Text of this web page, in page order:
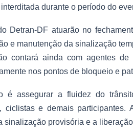
durante o período do
Detran-DF atuarão no
e manutenção da sinalização
contará ainda com agentes
nos pontos de bloqueio e
é assegurar a fluidez do
ciclistas e demais
sinalização provisória e a